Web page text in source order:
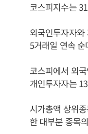
코스피지수는
외국인투자자
5거래일 연속
코스피에서 외
개인투자자는
시가총액 상위
한 대부분 종목